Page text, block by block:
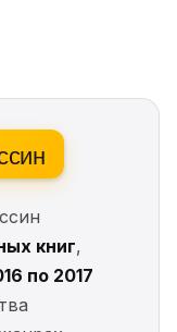
книг,
по 2017